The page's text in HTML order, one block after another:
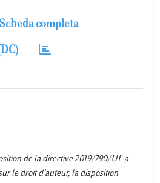
Scheda completa
de la directive 2019/790/UE a
le droit d’auteur, la disposition